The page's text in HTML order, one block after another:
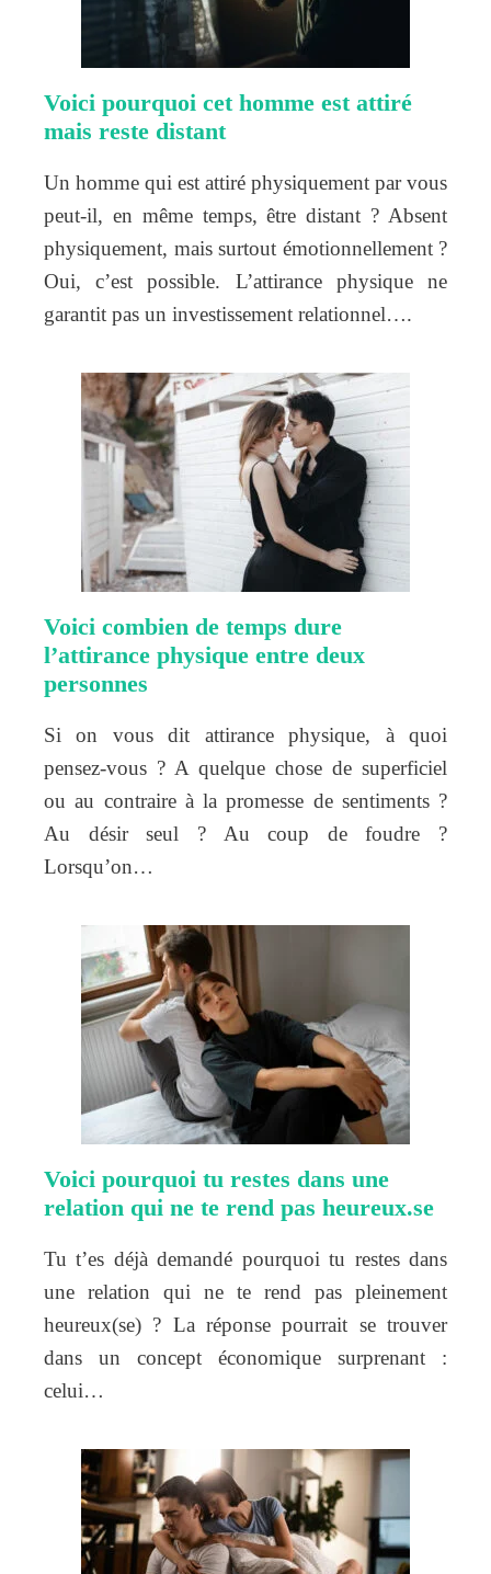
Voici pourquoi cet homme est attiré
mais reste distant
Un homme qui est attiré physiquement par vous
peut-il, en même temps, être distant ? Absent
physiquement, mais surtout émotionnellement ?
Oui, c’est possible. L’attirance physique ne
garantit pas un investissement relationnel….
Voici combien de temps dure
l’attirance physique entre deux
personnes
Si on vous dit attirance physique, à quoi
pensez-vous ? A quelque chose de superficiel
ou au contraire à la promesse de sentiments ?
Au désir seul ? Au coup de foudre ?
Lorsqu’on…
Voici pourquoi tu restes dans une
relation qui ne te rend pas heureux.se
Tu t’es déjà demandé pourquoi tu restes dans
une relation qui ne te rend pas pleinement
heureux(se) ? La réponse pourrait se trouver
dans un concept économique surprenant :
celui…